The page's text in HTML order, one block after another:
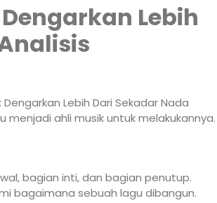
Lebih
Lebih Dari Sekadar Nada
ahli musik untuk melakukannya.
bagian inti, dan bagian penutup.
bagaimana sebuah lagu dibangun.